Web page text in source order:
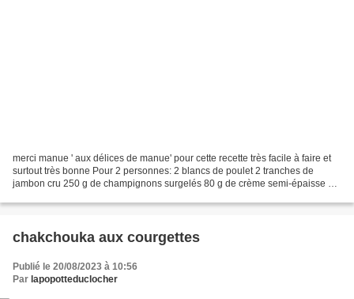
merci manue ' aux délices de manue' pour cette recette très facile à faire et
surtout très bonne Pour 2 personnes: 2 blancs de poulet 2 tranches de
jambon cru 250 g de champignons surgelés 80 g de crème semi-épaisse 60
chakchouka aux courgettes
Publié le 20/08/2023 à 10:56
Par lapopotteduclocher